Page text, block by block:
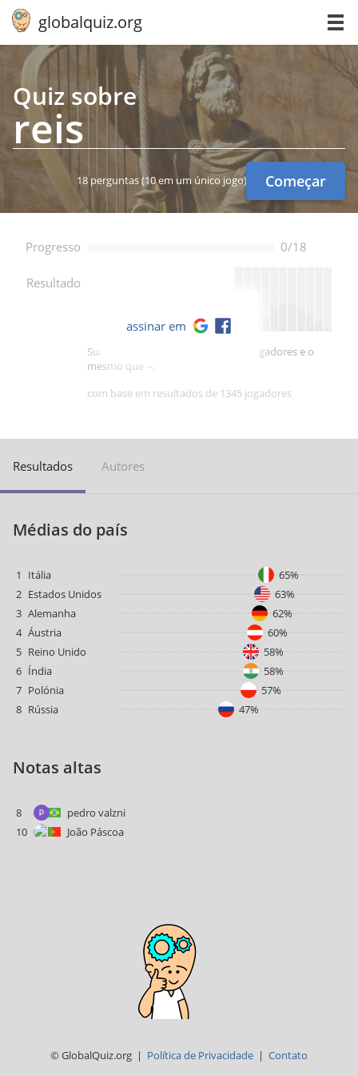
globalquiz.org
Quiz sobre
reis
18 perguntas(10 em um único jogo) Começar
Progresso 0/18
Resultado
Sua pontuação é melhor que -- de jogadores e o
mesmo que --.
com base em resultados de 1345 jogadores
assinar em
Resultados Autores
Médias do país
1 Itália
65%
2 Estados Unidos
63%
3 Alemanha
62%
4 Áustria
60%
5 Reino Unido
58%
6 Índia
58%
7 Polónia
57%
8 Rússia 47%
Notas altas
8
pedro valzni
10
João Páscoa
© GlobalQuiz.org | Política de Privacidade | Contato